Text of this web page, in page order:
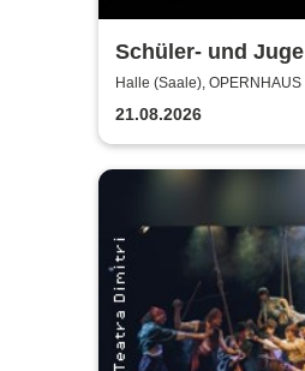
Schüler- und
| Theater, Oper
Halle
Halle (Saale), OPERNHAUS
21.08.2026